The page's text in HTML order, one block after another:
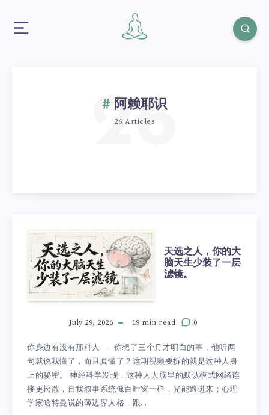
阿赖耶识
26 Articles
26
天选之人，你的大
脑天生少装了一层
滤镜。
July 29, 2026 19 min read 0
你身边有没有那种人——你想了三个月才明白的事，他听两
句就说我懂了，而且真懂了？这期视频要拆的就是这种人身
上的秘密。 神经科学发现，这种人大脑里的默认模式网络连
接更松散，自我叙事系统像百叶窗一样，光能透进来；心理
学家哈特曼说的薄边界人格，跟...